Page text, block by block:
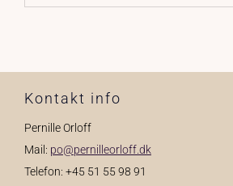
Kontakt info
Pernille Orloff
Mail: po@pernilleorloff.dk
Telefon: +45 51 55 98 91